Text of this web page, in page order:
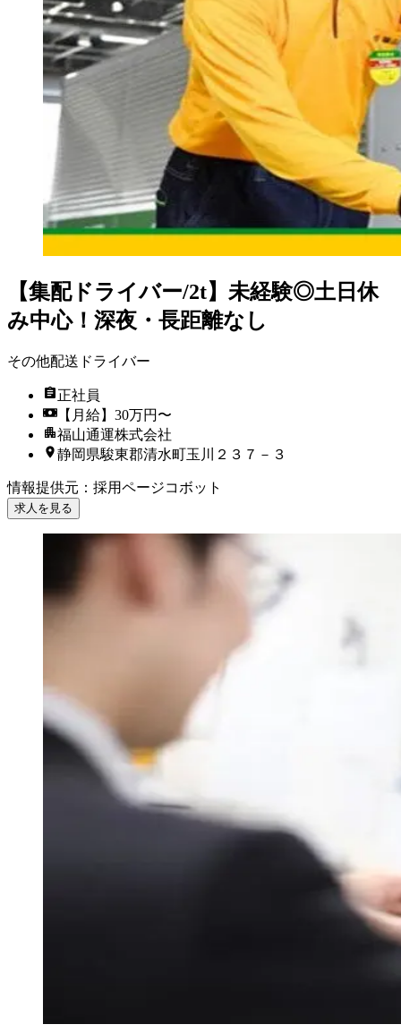
【集配ドライバー/2t】未経験◎土日休
み中心！深夜・長距離なし
その他配送ドライバー
正社員
【月給】30万円〜
福山通運株式会社
静岡県駿東郡清水町玉川２３７－３
情報提供元 ： 採用ページコボット
求人を見る